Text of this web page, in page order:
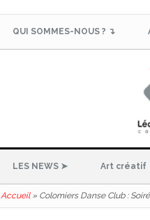
QUI SOMMES-NOUS ? ↴
LES NEWS ➤ Art créatif
Accueil» Colomiers Danse Club :